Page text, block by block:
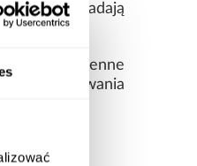
nadają
na codzienne
użytkowania